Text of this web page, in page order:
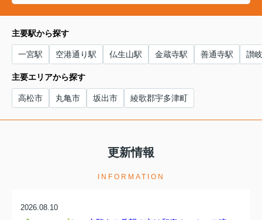
主要駅から探す
一宮駅 空港通り駅 仏生山駅 金蔵寺駅 善通寺駅 讃
主要エリアから探す
高松市 丸亀市 坂出市 綾歌郡宇多津町
更新情報
INFORMATION
2026.08.10